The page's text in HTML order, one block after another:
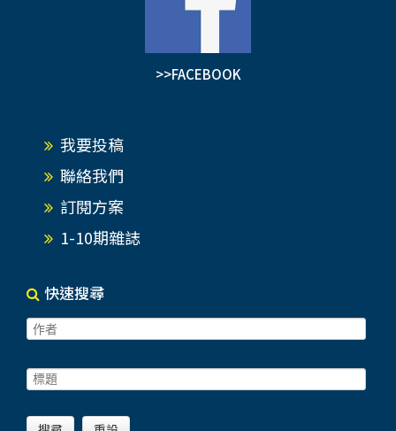
>>FACEBOOK
我要投稿
聯絡我們
訂閱方案
1-10期雜誌
快速搜尋